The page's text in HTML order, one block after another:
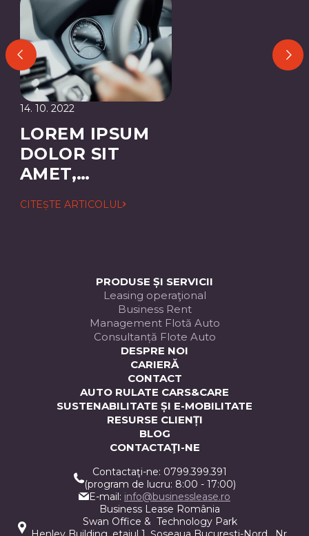
14. 10. 2022
LOREM IPSUM
DOLOR SIT
AMET,
ADIPISCING
CITEȘTE ARTICOLUL
PRODUSE ȘI SERVICII
Leasing operaţional
Business Rent
Management Flotă Auto
Consultanță Flote Auto
DESPRE NOI
CARIERĂ
CONTACT
AUTO RULATE CARS&CARE
SUSTENABILITATE ȘI E-MOBILITATE
RESURSE CLIENȚI
BLOG
CONTACTAŢI-NE
Contactaţi-ne: 0799.399.391
(program de lucru: 8:00 - 17:00)
E-mail: info@businesslease.ro
Business Lease România
Swan Office & Technology Park